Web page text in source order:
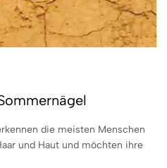
die meisten Menschen
und Haut und möchten ihre